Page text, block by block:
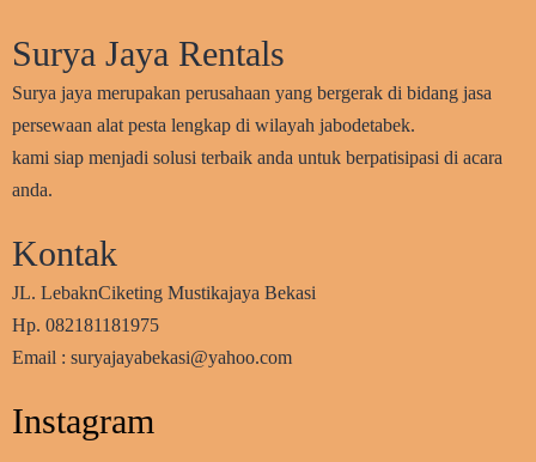
Surya Jaya Rentals
Surya jaya merupakan perusahaan yang bergerak di bidang jasa
persewaan alat pesta lengkap di wilayah jabodetabek.
kami siap menjadi solusi terbaik anda untuk berpatisipasi di acara
anda.
Kontak
JL. LebaknCiketing Mustikajaya Bekasi
Hp. 082181181975
Email : suryajayabekasi@yahoo.com
Instagram